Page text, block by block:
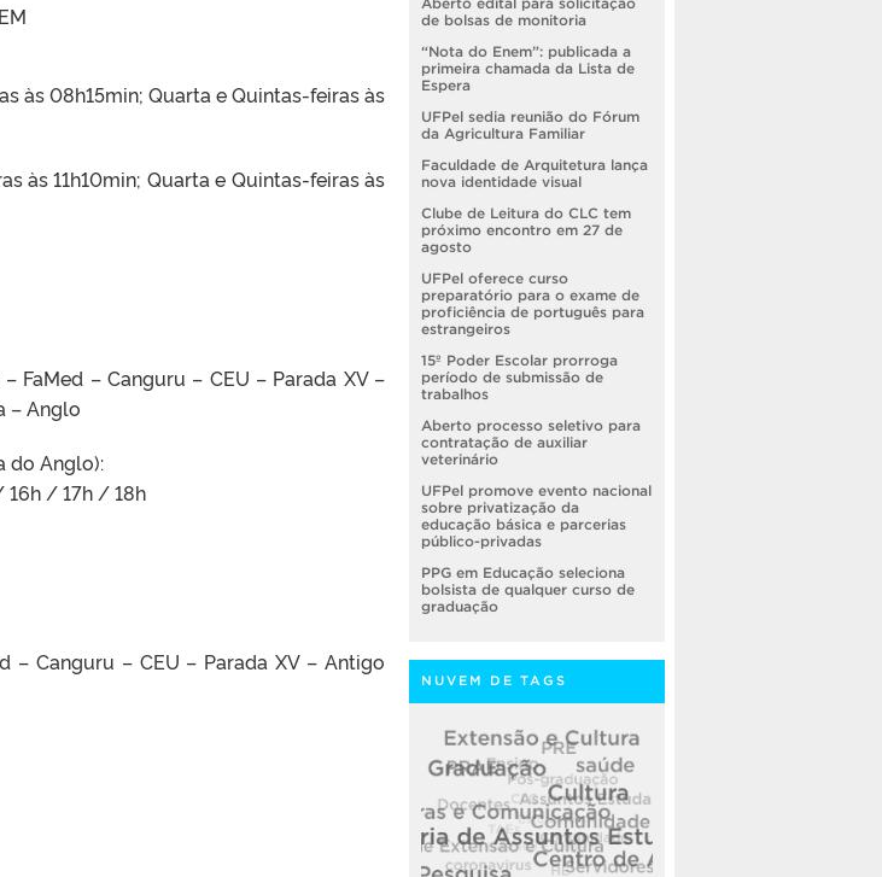
às 08h15min; Quarta e Quintas-feiras às
às 11h10min; Quarta e Quintas-feiras às
FaMed – Canguru – CEU – Parada XV –
– Anglo
do Anglo):
/ 17h / 18h
– Canguru – CEU – Parada XV – Antigo
Aberto edital para solicitação
de bolsas de monitoria
“Nota do Enem”: publicada a
primeira chamada da Lista de
Espera
UFPel sedia reunião do Fórum
da Agricultura Familiar
Faculdade de Arquitetura lança
nova identidade visual
Clube de Leitura do CLC tem
próximo encontro em 27 de
agosto
UFPel oferece curso
preparatório para o exame de
proficiência de português para
estrangeiros
15º Poder Escolar prorroga
período de submissão de
trabalhos
Aberto processo seletivo para
contratação de auxiliar
veterinário
UFPel promove evento nacional
sobre privatização da
educação básica e parcerias
público-privadas
PPG em Educação seleciona
bolsista de qualquer curso de
graduação
NUVEM DE TAGS